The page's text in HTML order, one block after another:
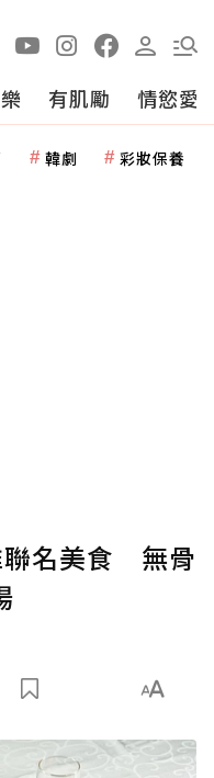
有肌勵 情慾愛
韓劇 彩妝保養
聯名美食 無骨